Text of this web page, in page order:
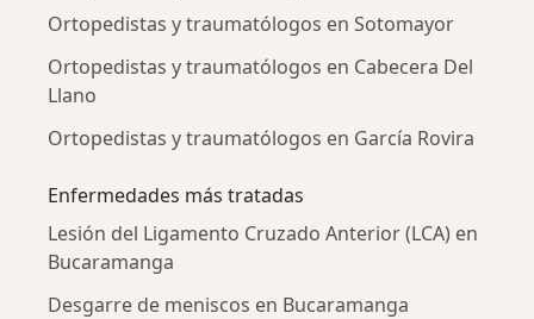
Ortopedistas y traumatólogos en Sotomayor
Ortopedistas y traumatólogos en Cabecera Del
Llano
Ortopedistas y traumatólogos en García Rovira
Enfermedades más tratadas
Lesión del Ligamento Cruzado Anterior (LCA) en
Bucaramanga
Desgarre de meniscos en Bucaramanga